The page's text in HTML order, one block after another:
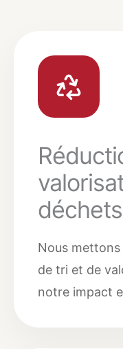
déchets
Nous
de tri et de
notre impact